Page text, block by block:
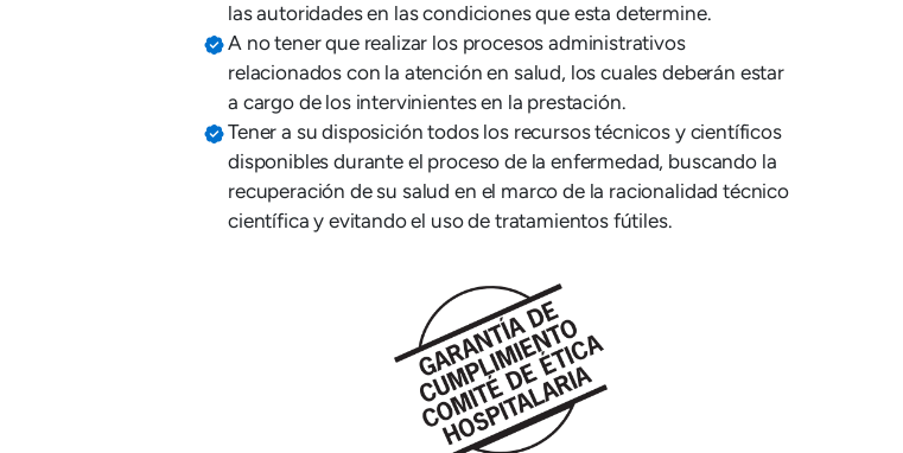
las autoridades en las condiciones que esta determine.
A no tener que realizar los procesos administrativos
relacionados con la atención en salud, los cuales deberán estar
a cargo de los intervinientes en la prestación.
Tener a su disposición todos los recursos técnicos y científicos
disponibles durante el proceso de la enfermedad, buscando la
recuperación de su salud en el marco de la racionalidad técnico
científica y evitando el uso de tratamientos fútiles.